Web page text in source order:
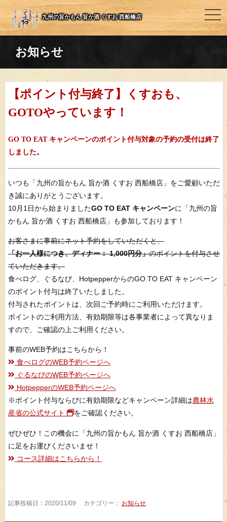
九州の旨かもん 旨か酒 くすお 西船橋店
お知らせ
【ポイント付与終了】くすおも、
GOTOやっています！
GO TO EAT キャンペーンのポイント付与対象の予約の受付は終了
しました。
いつも「九州の旨かもん 旨か酒 くすお 西船橋店」をご愛顧いただ
き誠にありがとうございます。
10月1日から始まりましたGO TO EAT キャンペーンに「九州の旨
かもん 旨か酒 くすお 西船橋店」も参加しております！
お客さまに事前にネット予約をしていただくと、
「お一人様につき、ディナー： 1,000円分」のポイントを付与させ
ていただきます。
食べログ、ぐるなび、HotpepperからのGO TO EAT キャンペーン
のポイント付与は終了いたしました。
付与されたポイントは、次回ご予約時にご利用いただけます。
ポイントのご利用方法、有効期限等は各事業者によって異なりま
すので、ご確認の上ご利用ください。
事前のWEB予約はこちらから！
食べログのWEB予約ページへ
ぐるなびのWEB予約ページへ
HotpepperのWEB予約ページへ
※ポイント付与ならびに有効期限などキャンペーン詳細は農林水
産省の公式サイト
をご確認ください。
ぜひぜひ！この機会に「九州の旨かもん 旨か酒 くすお 西船橋店」
に足をお運びくださいませ！
コース詳細はこちらから！
記事投稿日：2020/11/09 カテゴリー： お知らせ.